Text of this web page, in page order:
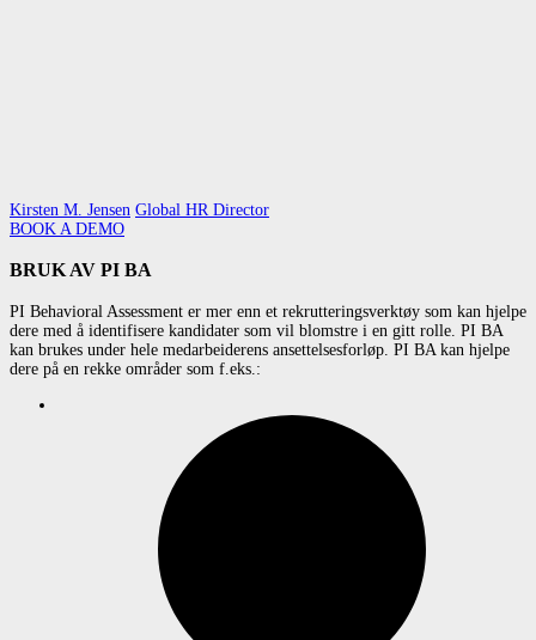
Kirsten M. Jensen Global HR Director
BOOK A DEMO
BRUK AV PI BA
PI Behavioral Assessment er mer enn et rekrutteringsverktøy som kan hjelpe
dere med å identifisere kandidater som vil blomstre i en gitt rolle. PI BA
kan brukes under hele medarbeiderens ansettelsesforløp. PI BA kan hjelpe
dere på en rekke områder som f.eks.: